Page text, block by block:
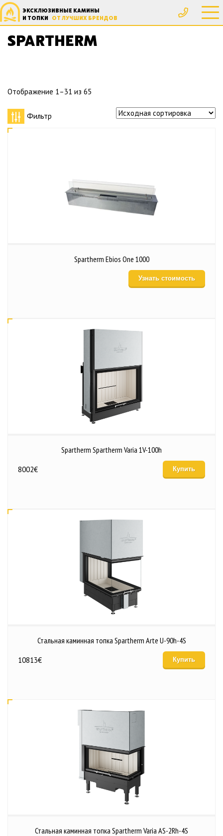
ЭКСКЛЮЗИВНЫЕ КАМИНЫ
И ТОПКИ ОТ ЛУЧШИХ БРЕНДОВ
SPARTHERM
Главная Производители
Отображение 1–31 из 65
Фильтр
Spartherm Ebios One 1000
Узнать стоимость
Spartherm Spartherm Varia 1V-100h
8002€ Купить
Стальная каминная топка Spartherm Arte U-90h-4S
10813€ Купить
Стальная каминная топка Spartherm Varia AS-2Rh-4S